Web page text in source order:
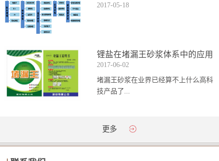
2017-05-18
锂盐在堵漏王砂浆体系中的应用
2017-06-02
堵漏王砂浆在业界已经算不上什么高科
技产品了...
。简单来说它就是一种能够迅速凝固的
通砂浆的强...
更多